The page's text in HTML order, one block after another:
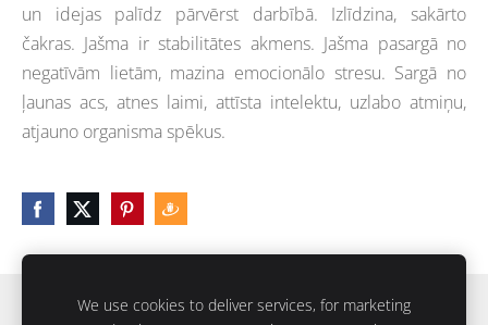
un idejas palīdz pārvērst darbībā. Izlīdzina, sakārto
čakras. Jašma ir stabilitātes akmens. Jašma pasargā no
negatīvām lietām, mazina emocionālo stresu. Sargā no
ļaunas acs, atnes laimi, attīsta intelektu, uzlabo atmiņu,
atjauno organisma spēkus.
Sīkdatnes
We use cookies to deliver services, for marketing